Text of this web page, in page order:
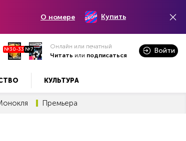
О номере Купить
№30-33 №7
Онлайн или печатный
Читать или подписаться
Войти
КУЛЬТУРА
Премьера